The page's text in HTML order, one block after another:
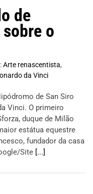
de
o
Arte renascentista,
da Vinci
de San Siro
Vinci. O primeiro
duque de Milão
estátua equestre
fundador da casa
Site [...]